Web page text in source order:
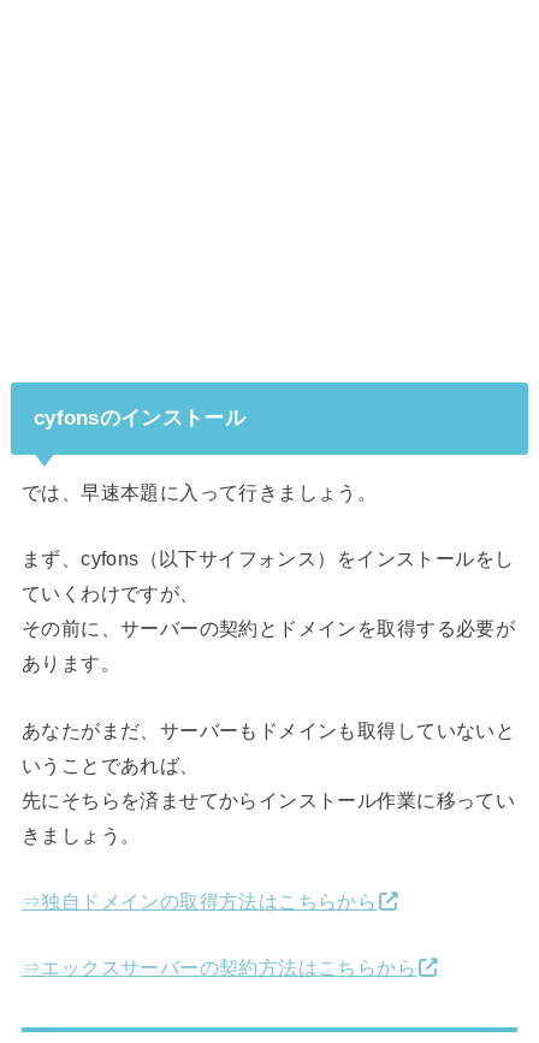
cyfonsのインストール
では、早速本題に入って行きましょう。
まず、cyfons（以下サイフォンス）をインストールをし
ていくわけですが、
その前に、サーバーの契約とドメインを取得する必要が
あります。
あなたがまだ、サーバーもドメインも取得していないと
いうことであれば、
先にそちらを済ませてからインストール作業に移ってい
きましょう。
⇒独自ドメインの取得方法はこちらから
⇒エックスサーバーの契約方法はこちらから